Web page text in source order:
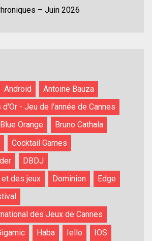
– Juin 2026
Android
Antoine Bauza
d'Or - Jeu de l'année de Cannes
Blue Orange
Bruno Cathala
Cocktail Games
DBDJ
des jeux
Dominion
Edge
des Jeux de Cannes
Haba Iello
IOS